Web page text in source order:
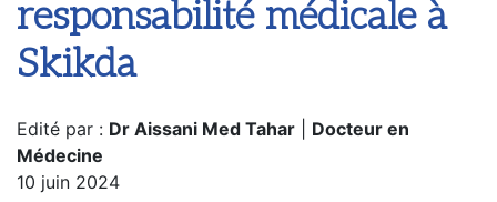
responsabilité médicale à
Skikda
Edité par : Dr Aissani Med Tahar
Docteur en
Médecine
10 juin 2024